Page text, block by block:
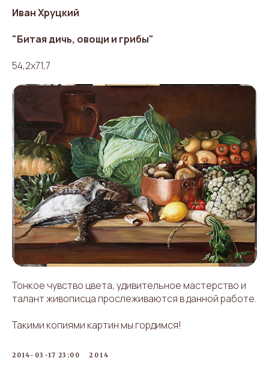
Иван Хруцкий
"Битая дичь, овощи и грибы"
54,2х71,7
Тонкое чувство цвета, удивительное мастерство и
талант живописца прослеживаются в данной работе.
Такими копиями картин мы гордимся!
2014-03-17 23:00 2014